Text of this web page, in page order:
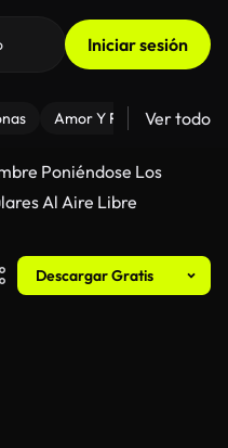
Iniciar sesión
Amor Y Relaciones
Ver todo
Poniéndose Los
Al Aire Libre
Descargar Gratis